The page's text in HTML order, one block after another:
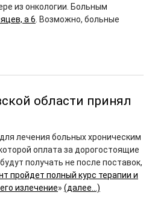
из онкологии. Больным
а 6 . Возможно, больные
области принял
лечения больных хроническим
оплата за дорогостоящие
получать не после поставок,
пройдет полный курс терапии и
излечение» (далее…)